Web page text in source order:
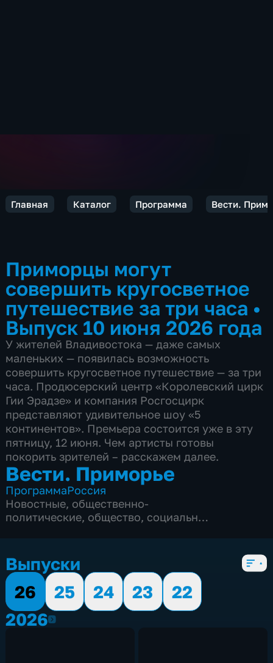
Главная Каталог Программа Вести.
Приморцы могут
совершить кругосветное
путешествие за три часа •
Выпуск 10 июня 2026 года
У жителей Владивостока — даже самых
маленьких — появилась возможность
совершить кругосветное путешествие — за три
часа. Продюсерский центр «Королевский цирк
Гии Эрадзе» и компания Росгосцирк
представляют удивительное шоу «5
континентов». Премьера состоится уже в эту
пятницу, 12 июня. Чем артисты готовы
покорить зрителей – расскажем далее.
Вести. Приморье
ПрограммаРоссия
Новостные, общественно-
политические, общество, социально-
Выпуски
26
25 24 23
22
20262026